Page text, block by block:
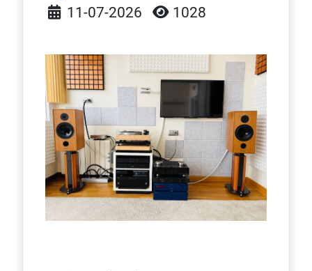
Detalles
11-07-2026 1028